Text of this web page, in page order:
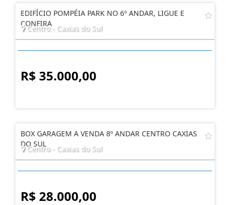
EDIFÍCIO POMPÉIA PARK NO 6º ANDAR, LIGUE E
CONFIRA
Centro - Caxias do Sul
R$ 35.000,00
BOX GARAGEM A VENDA 8º ANDAR CENTRO CAXIAS
DO SUL
Centro - Caxias do Sul
R$ 28.000,00